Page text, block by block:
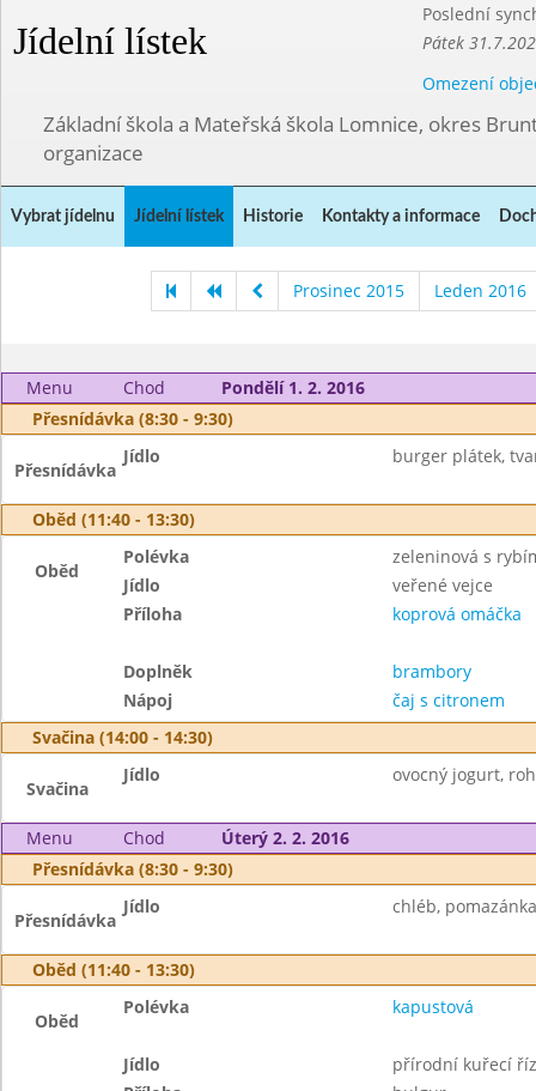
Jídelní lístek
Poslední
Pátek
Omezení
Základní škola a Mateřská škola Lomnice, okres
organizace
Vybrat jídelnu Jídelní lístek Historie Kontakty a informace
Prosinec 2015 Leden 2016
Menu Chod
Pondělí 1. 2. 2016
Přesnídávka (8:30 - 9:30)
Přesnídávka
Jídlo burger plátek,
Oběd (11:40 - 13:30)
Oběd
Polévka
zeleninová s
Jídlo
veřené vejce
Příloha
koprová omáčka
Doplněk
brambory
Nápoj
čaj s citronem
Svačina (14:00 - 14:30)
Svačina
Jídlo ovocný jogurt,
Menu Chod
Úterý 2. 2. 2016
Přesnídávka (8:30 - 9:30)
Přesnídávka
Jídlo chléb,
Oběd (11:40 - 13:30)
Oběd
Polévka kapustová
Jídlo
přírodní kuřecí